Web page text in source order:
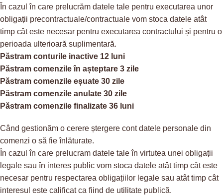
În cazul în care prelucrăm datele tale pentru executarea unor
obligații precontractuale/contractuale vom stoca datele atât
timp cât este necesar pentru executarea contractului și pentru o
perioada ulterioară suplimentară.
Păstram conturile inactive 12 luni
Păstram comenzile în așteptare 3 zile
Păstram comenzile eșuate 30 zile
Păstram comenzile anulate 30 zile
Păstram comenzile finalizate 36 luni
Când gestionăm o cerere ștergere cont datele personale din
comenzi o să fie înlăturate.
În cazul în care prelucram datele tale în virtutea unei obligații
legale sau în interes public vom stoca datele atât timp cât este
necesar pentru respectarea obligațiilor legale sau atât timp cât
interesul este calificat ca fiind de utilitate publică.